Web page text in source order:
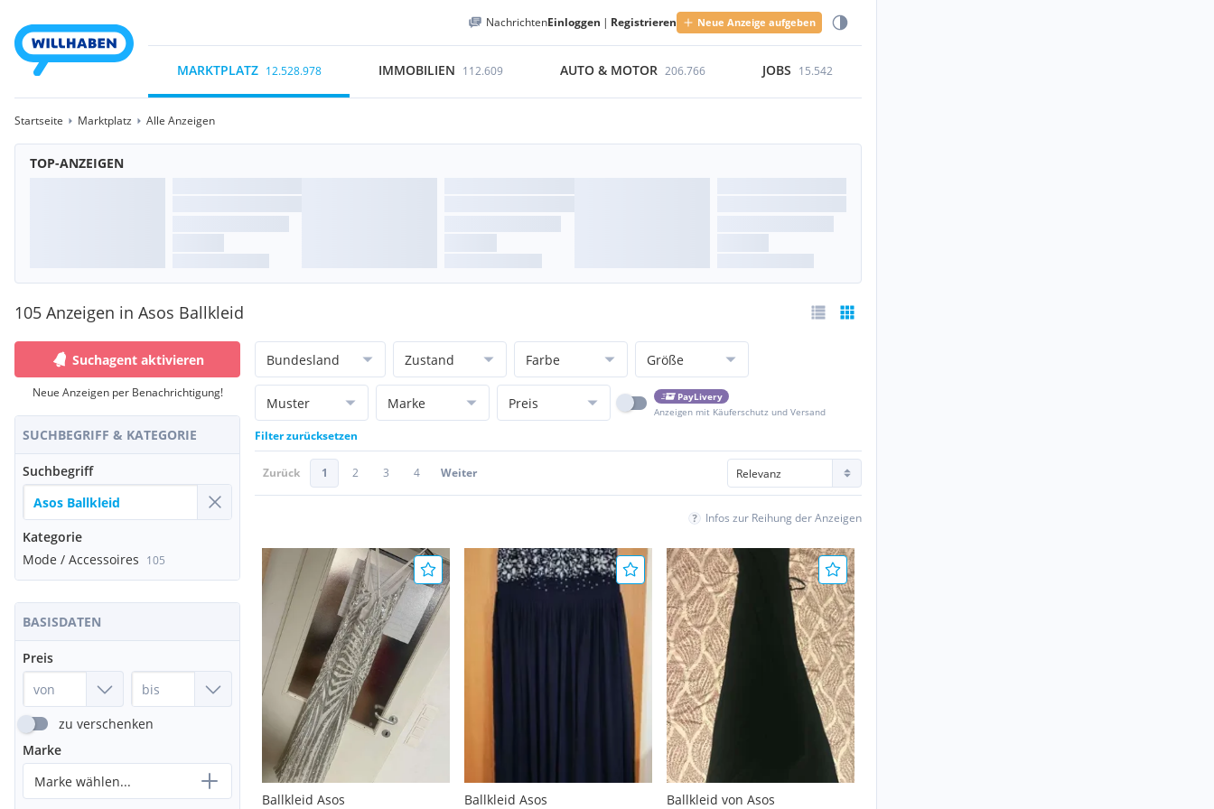
NachrichtenEinloggen | Registrieren Neue Anzeige aufgeben
MARKTPLATZ 12.528.978 IMMOBILIEN 112.609 AUTO & MOTOR 206.766 JOBS 15.542
Startseite Marktplatz Alle Anzeigen
TOP-ANZEIGEN
105 Anzeigen in Asos Ballkleid
Suchagent aktivieren
Neue Anzeigen per Benachrichtigung!
SUCHBEGRIFF & KATEGORIE
Suchbegriff
Kategorie
Mode / Accessoires 105
BASISDATEN
Preis
zu verschenken
Marke
Marke wählen...
Bundesland Zustand Farbe Größe
Muster Marke Preis
PayLivery
Anzeigen mit Käuferschutz und Versand
Filter zurücksetzen
Zurück 1 2 3 4 Weiter
Infos zur Reihung der Anzeigen
Ballkleid Asos
Ballkleid Asos
Ballkleid von Asos